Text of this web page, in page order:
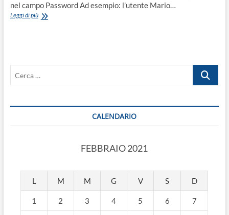
nel campo Password Ad esempio: l’utente Mario…
Leggi di piùSENTENZA
Cerca
CALENDARIO
FEBBRAIO 2021
L M M G V S D
1 2 3 4 5 6 7